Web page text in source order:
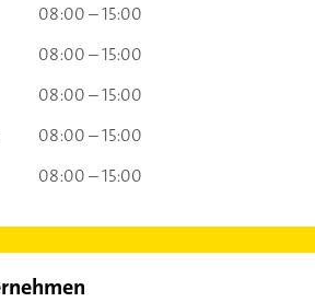
08:00 – 15:00
08:00 – 15:00
08:00 – 15:00
08:00 – 15:00
08:00 – 15:00